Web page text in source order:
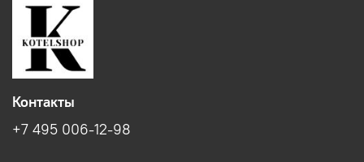
Контакты
+7 495 006-12-98